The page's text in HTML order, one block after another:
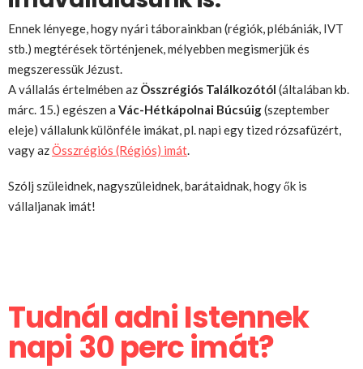
Ennek lényege, hogy nyári táborainkban (régiók, plébániák, IVT
stb.) megtérések történjenek, mélyebben megismerjük és
megszeressük Jézust.
A vállalás értelmében az Összrégiós Találkozótól (általában kb.
márc. 15.) egészen a Vác-Hétkápolnai Búcsúig(szeptember
eleje) vállalunk különféle imákat, pl. napi egy tized rózsafüzért,
vagy azÖsszrégiós (Régiós) imát.
Szólj szüleidnek, nagyszüleidnek, barátaidnak, hogy ők is
vállaljanak imát!
Tudnál adni Istennek
napi 30 perc imát?